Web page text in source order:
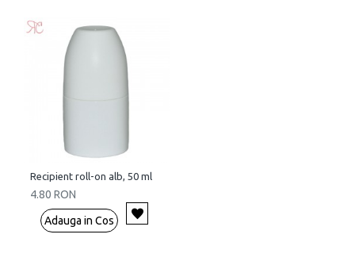
Recipient roll-on alb, 50 ml
4.80 RON
Adauga in Cos